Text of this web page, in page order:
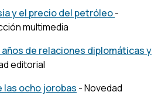
y el precio del petróleo-
multimedia
años de relaciones diplomáticas y
editorial
las ocho jorobas - Novedad